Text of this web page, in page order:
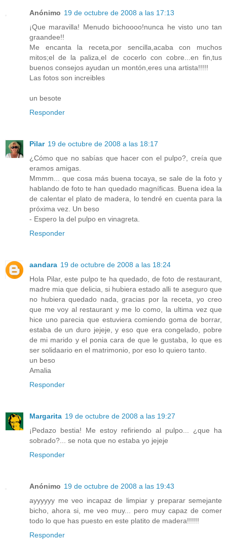
Anónimo 19 de octubre de 2008 a las 17:13
¡Que maravilla! Menudo bichoooo!nunca he visto uno tan
graandee!!
Me encanta la receta,por sencilla,acaba con muchos
mitos;el de la paliza,el de cocerlo con cobre...en fin,tus
buenos consejos ayudan un montón,eres una artista!!!!!
Las fotos son increibles
un besote
Responder
Pilar 19 de octubre de 2008 a las 18:17
¿Cómo que no sabías que hacer con el pulpo?, creía que
eramos amigas.
Mmmm... que cosa más buena tocaya, se sale de la foto y
hablando de foto te han quedado magníficas. Buena idea la
de calentar el plato de madera, lo tendré en cuenta para la
próxima vez. Un beso
- Espero la del pulpo en vinagreta.
Responder
aandara 19 de octubre de 2008 a las 18:24
Hola Pilar, este pulpo te ha quedado, de foto de restaurant,
madre mia que delicia, si hubiera estado alli te aseguro que
no hubiera quedado nada, gracias por la receta, yo creo
que me voy al restaurant y me lo como, la ultima vez que
hice uno parecia que estuviera comiendo goma de borrar,
estaba de un duro jejeje, y eso que era congelado, pobre
de mi marido y el ponia cara de que le gustaba, lo que es
ser solidaario en el matrimonio, por eso lo quiero tanto.
un beso
Amalia
Responder
Margarita 19 de octubre de 2008 a las 19:27
¡Pedazo bestia! Me estoy refiriendo al pulpo... ¿que ha
sobrado?... se nota que no estaba yo jejeje
Responder
Anónimo 19 de octubre de 2008 a las 19:43
ayyyyyy me veo incapaz de limpiar y preparar semejante
bicho, ahora si, me veo muy... pero muy capaz de comer
todo lo que has puesto en este platito de madera!!!!!!
Responder